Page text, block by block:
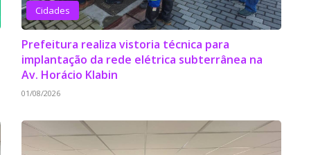
Cidades
Prefeitura realiza vistoria técnica para
implantação da rede elétrica subterrânea na
Av. Horácio Klabin
01/08/2026